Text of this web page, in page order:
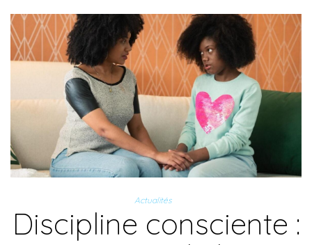
Actualités
Discipline consciente :